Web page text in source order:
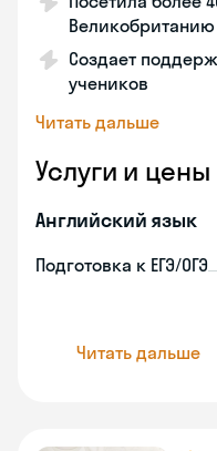
Великобританию
Создает
учеников
Читать дальше
Услуги и цены
Английский язык
Подготовка к ЕГЭ/ОГЭ
Читать дальше